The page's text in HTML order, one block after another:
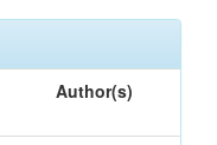
Author(s)